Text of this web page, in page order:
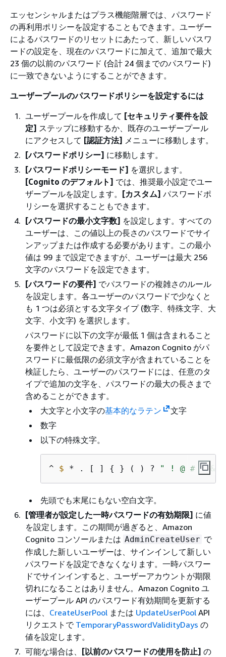
エッセンシャルまたはプラス機能階層では、パスワード
の再利用ポリシーを設定することもできます。ユーザー
によるパスワードのリセットにあたって、新しいパスワ
ードの設定を、現在のパスワードに加えて、追加で最大
23 個の以前のパスワード (合計 24 個までのパスワード)
に一致できないようにすることができます。
ユーザープールのパスワードポリシーを設定するには
ユーザープールを作成して [セキュリティ要件を設
定] ステップに移動するか、既存のユーザープール
にアクセスして [認証方法] メニューに移動します。
[パスワードポリシー] に移動します。
[パスワードポリシーモード] を選択します。
[Cognito のデフォルト] では、推奨最小設定でユー
ザープールを設定します。 [カスタム] パスワードポ
リシーを選択することもできます。
[パスワードの最小文字数] を設定します。すべての
ユーザーは、この値以上の長さのパスワードでサイ
ンアップまたは作成する必要があります。この最小
値は 99 まで設定できますが、ユーザーは最大 256
文字のパスワードを設定できます。
[パスワードの要件] でパスワードの複雑さのルール
を設定します。各ユーザーのパスワードで少なくと
も 1 つは必須とする文字タイプ (数字、特殊文字、大
文字、小文字) を選択します。
パスワードに以下の文字が最低 1 個は含まれること
を要件として設定できます。Amazon Cognito がパ
スワードに最低限の必須文字が含まれていることを
検証したら、ユーザーのパスワードには、任意のタ
イプで追加の文字を、パスワードの最大の長さまで
含めることができます。
大文字と小文字の基本的なラテン
文字
数字
以下の特殊文字。
^ $ * . [ ] { } ( ) ? " ! @ # %
先頭でも末尾にもない空白文字。
[管理者が設定した一時パスワードの有効期限] に値
を設定します。この期間が過ぎると、Amazon
Cognito コンソールまたは AdminCreateUser で
作成した新しいユーザーは、サインインして新しい
パスワードを設定できなくなります。一時パスワー
ドでサインインすると、ユーザーアカウントが期限
切れになることはありません。Amazon Cognito ユ
ーザープール API のパスワード有効期間を更新する
には、 CreateUserPool または UpdateUserPool API
リクエストで TemporaryPasswordValidityDays の
値を設定します。
可能な場合は、 [以前のパスワードの使用を防止] の